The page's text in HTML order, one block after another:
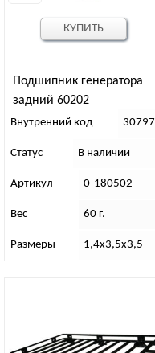
Подшипник генератора
задний 60202
Внутренний код 30797
Статус В наличии
Артикул 0-180502
Вес 60 г.
Размеры 1,4х3,5х3,5
КУПИТЬ